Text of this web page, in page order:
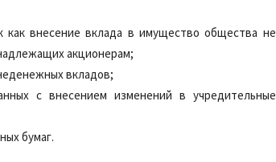
как внесение вклада в имущество общества не
акционерам;
вкладов;
с внесением изменений в учредительные
бумаг.